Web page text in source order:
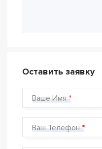
Оставить заявку
Ваше Имя
Ваш Телефон